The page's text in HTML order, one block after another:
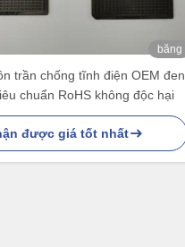
băng
trần chống tĩnh điện OEM đen
chuẩn RoHS không độc hại
được giá tốt nhất